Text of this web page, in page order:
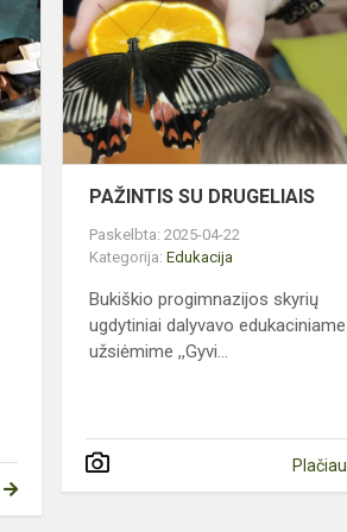
GYNIMO
DIENA
–
1C
KLASĖS
VIRTUALIOS
REALY...PAŽINTIS SU DRUGELIAIS
Paskelbta: 2025-04-22
Kategorija:Edukacija
Bukiškio progimnazijos skyrių
ugdytiniai dalyvavo edukaciniame
užsiėmime ,,Gyvi...
Plačiau